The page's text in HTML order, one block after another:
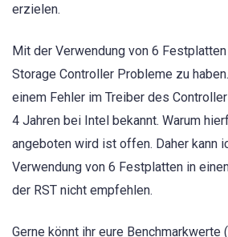
erzielen.
Mit der Verwendung von 6
Storage Controller Probleme zu
einem Fehler im Treiber des
4 Jahren bei Intel bekannt. Warum
angeboten wird ist offen. Daher kann
Verwendung von 6 Festplatten in
der RST nicht empfehlen.
Gerne könnt ihr eure